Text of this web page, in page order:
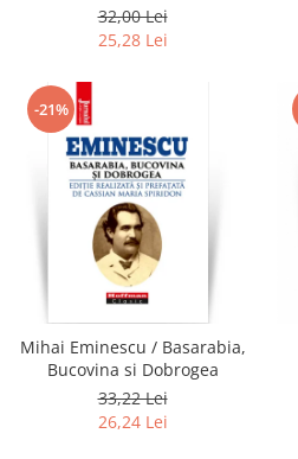
32,00 Lei
25,28 Lei
-21%
Mihai Eminescu / Basarabia,
Bucovina si Dobrogea
33,22 Lei
26,24 Lei